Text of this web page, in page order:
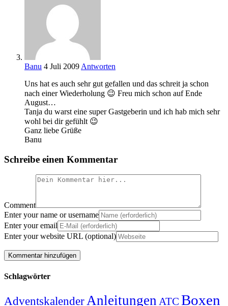
Banu 4 Juli 2009 Antworten
Uns hat es auch sehr gut gefallen und das schreit ja schon
nach einer Wiederholung 😉 Freu mich schon auf Ende
August…
Tanja du warst eine super Gastgeberin und ich hab mich sehr
wohl bei dir gefühlt 😉
Ganz liebe Grüße
Banu
Schreibe einen Kommentar
Comment
Enter your name or username
Enter your email
Enter your website URL (optional)
Schlagwörter
Adventskalender Anleitungen ATC Boxen